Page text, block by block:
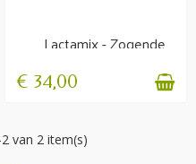
Lactamix - Zogende
merrie
€ 34,00
van 2 item(s)